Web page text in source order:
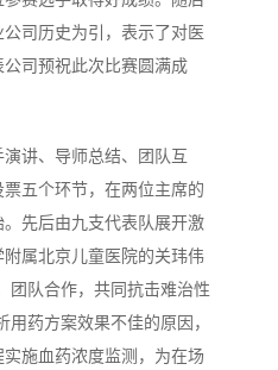
司历史为引，表示了对医
司预祝此次比赛圆满成
讲、导师总结、团队互
五个环节，在两位主席的
先后由九支代表队展开激
属北京儿童医院的关玮伟
团队合作，共同抗击难治性
用药方案效果不佳的原因，
施血药浓度监测，为在场